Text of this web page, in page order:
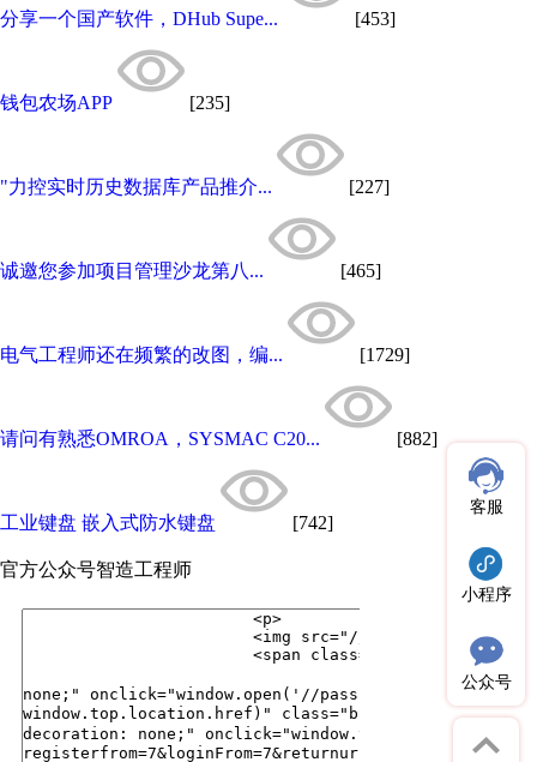
分享一个国产软件，DHub Supe... [453]
钱包农场APP [235]
"力控实时历史数据库产品推介... [227]
诚邀您参加项目管理沙龙第八... [465]
电气工程师还在频繁的改图，编... [1729]
请问有熟悉OMROA，SYSMAC C20... [882]
工业键盘 嵌入式防水键盘 [742]
官方公众号智造工程师
客服
小程序
公众号